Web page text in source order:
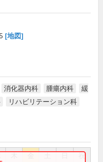
[地図]
消化器内科 腫瘍内科
緩
リハビリテーション科
祝